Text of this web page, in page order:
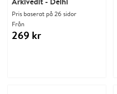
Pris baserat på 26 sidor
Från
269 kr